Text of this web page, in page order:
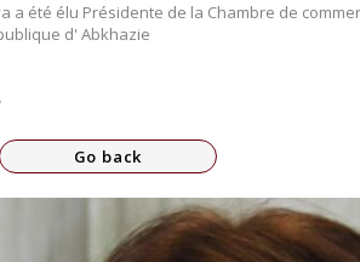
a été élu Présidente de la Chambre de
d' Abkhazie
Go back